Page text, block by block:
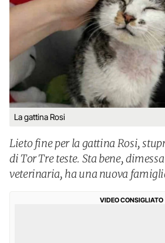
La gattina Rosi
Lieto fine per la gattina Rosi,
di Tor Tre teste. Sta bene,
veterinaria, ha una nuova
VIDEO CONSIGLIATO